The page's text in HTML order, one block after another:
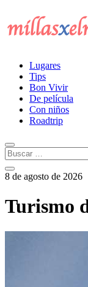
Lugares
Tips
Bon Vivir
De película
Con niños
Roadtrip
8 de agosto de 2026
Turismo